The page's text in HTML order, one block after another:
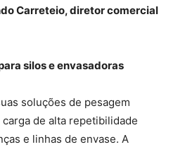
Carreteio, diretor comercial
silos e envasadoras
soluções de pesagem
de alta repetibilidade
e linhas de envase. A